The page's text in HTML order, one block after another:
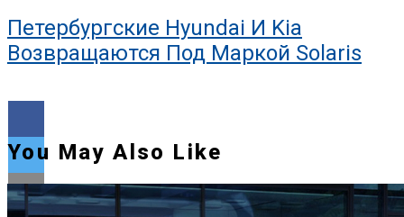
Петербургские Hyundai И Kia
Возвращаются Под Маркой Solaris
You May Also Like